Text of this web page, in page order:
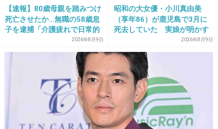
2014/06/03(火) 10:39:10
ゆきめは誰がやるんだろう
【速報】80歳母親を踏みつけ
死亡させたか…無職の58歳息
子を逮捕「介護疲れで日常的
に暴行」肋骨８本折れ体には
多数の痕 大阪・岬町
2026年8月9日
昭和の大女優・小川真由美
（享年86）が鹿児島で3月に
死去していた 実娘が明かす
「毒母」の素顔と空白の晩年
2026年8月9日